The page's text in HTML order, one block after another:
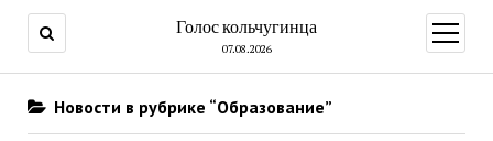
Голос кольчугинца
07.08.2026
меню
Новости в рубрике “Образование”